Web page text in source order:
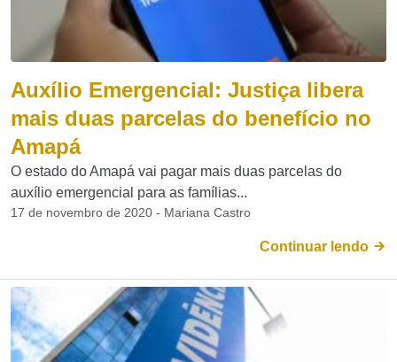
Auxílio Emergencial: Justiça libera
mais duas parcelas do benefício no
Amapá
O estado do Amapá vai pagar mais duas parcelas do
auxílio emergencial para as famílias...
17 de novembro de 2020 - Mariana Castro
Continuar lendo